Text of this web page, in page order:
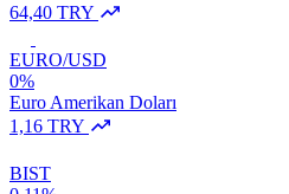
64,40 TRY
EURO/USD
0%
Euro Amerikan Doları
1,16 TRY
BIST